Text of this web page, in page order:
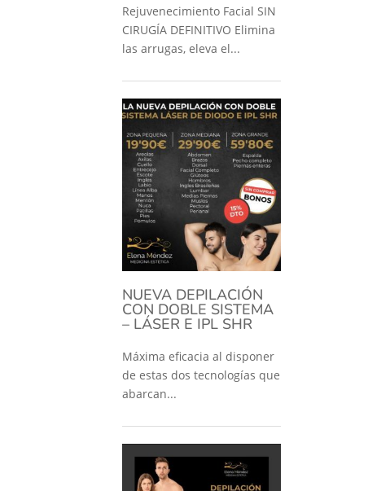
Rejuvenecimiento Facial SIN
CIRUGÍA DEFINITIVO Elimina
las arrugas, eleva el...
NUEVA DEPILACIÓN
CON DOBLE SISTEMA
– LÁSER E IPL SHR
Máxima eficacia al disponer
de estas dos tecnologías que
abarcan...